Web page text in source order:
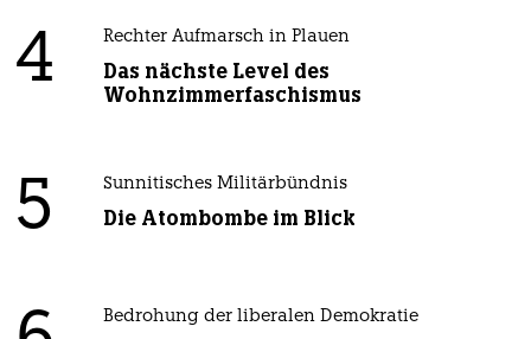
4 Rechter Aufmarsch in Plauen
Das nächste Level des
Wohnzimmerfaschismus
5 Sunnitisches Militärbündnis
Die Atombombe im Blick
Bedrohung der liberalen Demokratie